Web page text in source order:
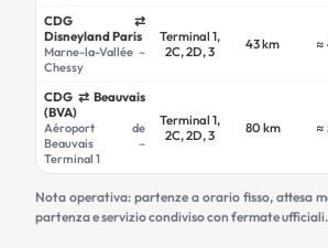
CDG ⇄
Disneyland Paris
Marne-la-Vallée –
Chessy
Terminal 1,
2C, 2D, 3
43 km ≈
CDG ⇄ Beauvais
(BVA)
Aéroport de
Beauvais –
Terminal 1
Terminal 1,
2C, 2D, 3
80 km ≈
Nota operativa: partenze a orario fisso, attesa
partenza e servizio condiviso con fermate ufficiali.